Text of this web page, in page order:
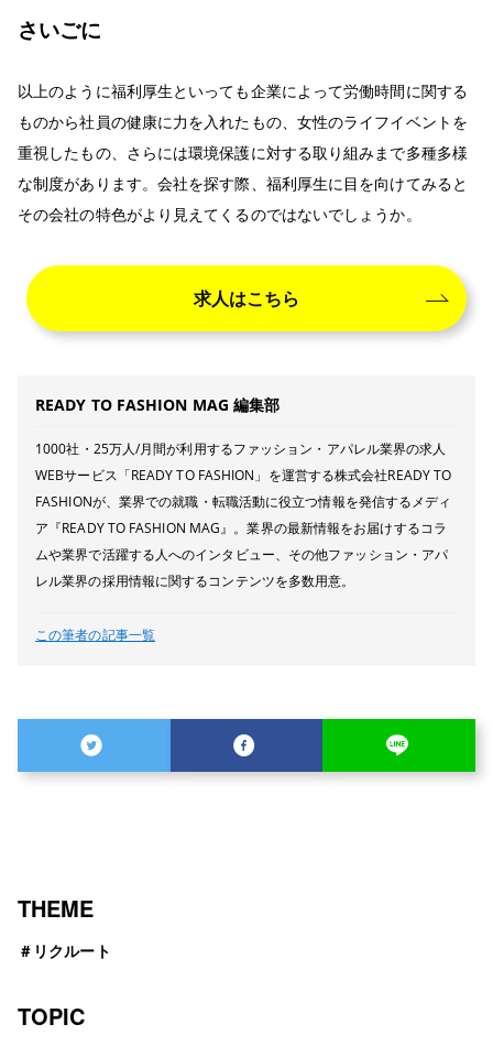
さいごに
以上のように福利厚生といっても企業によって労働時間に関する
ものから社員の健康に力を入れたもの、女性のライフイベントを
重視したもの、さらには環境保護に対する取り組みまで多種多様
な制度があります。会社を探す際、福利厚生に目を向けてみると
その会社の特色がより見えてくるのではないでしょうか。
求人はこちら
READY TO FASHION MAG 編集部
1000社・25万人/月間が利用するファッション・アパレル業界の求人
WEBサービス「READY TO FASHION」を運営する株式会社READY TO
FASHIONが、業界での就職・転職活動に役立つ情報を発信するメディ
ア『READY TO FASHION MAG』。業界の最新情報をお届けするコラ
ムや業界で活躍する人へのインタビュー、その他ファッション・アパ
レル業界の採用情報に関するコンテンツを多数用意。
この筆者の記事一覧
THEME
＃ リクルート
TOPIC